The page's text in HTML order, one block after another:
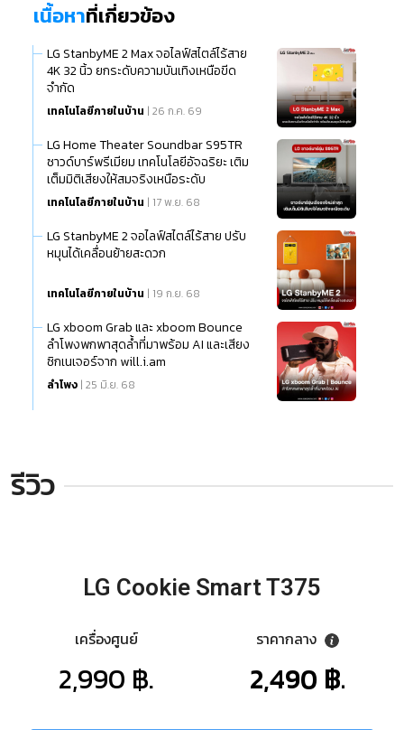
เนื้อหาที่เกี่ยวข้อง
LG StanbyME 2 Max จอไลฟ์สไตล์ไร้สาย
4K 32 นิ้ว ยกระดับความบันเทิงเหนือขีด
จำกัด
เทคโนโลยีภายในบ้าน | 26 ก.ค. 69
LG Home Theater Soundbar S95TR
ซาวด์บาร์พรีเมียม เทคโนโลยีอัจฉริยะ เติม
เต็มมิติเสียงให้สมจริงเหนือระดับ
เทคโนโลยีภายในบ้าน | 17 พ.ย. 68
LG StanbyME 2 จอไลฟ์สไตล์ไร้สาย ปรับ
หมุนได้เคลื่อนย้ายสะดวก
เทคโนโลยีภายในบ้าน | 19 ก.ย. 68
LG xboom Grab และ xboom Bounce
ลำโพงพกพาสุดล้ำที่มาพร้อม AI และเสียง
ซิกเนเจอร์จาก will.i.am
ลำโพง | 25 มิ.ย. 68
รีวิว
LG Cookie Smart T375
เครื่องศูนย์
2,990 ฿.
ราคากลาง
2,490 ฿.